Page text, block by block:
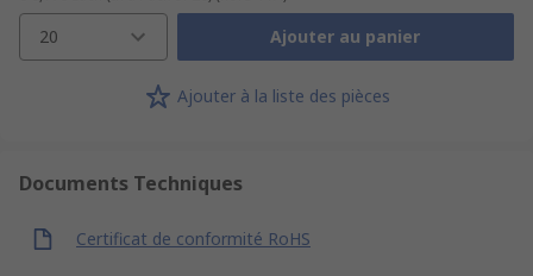
20 Ajouter au panier
Ajouter à la liste des pièces
Documents Techniques
Certificat de conformité RoHS